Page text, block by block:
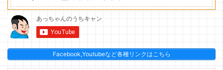
Facebook,Youtubeなど各種リンクはこちら